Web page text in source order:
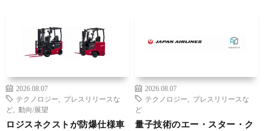
2026.08.07
テクノロジー
プレスリリースな
ど
動向/展望
ロジスネクストが防爆仕様車
2026.08.07
テクノロジー
プレスリリースな
ど
量子技術のエー・スター・ク